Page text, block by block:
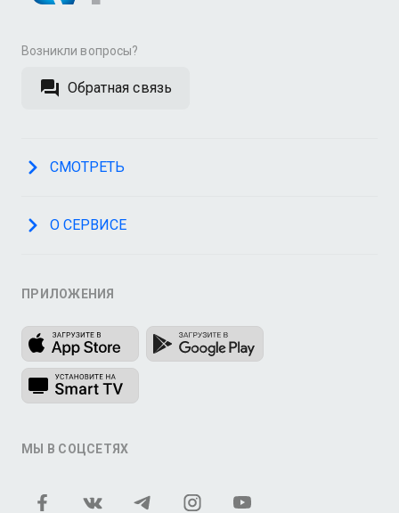
Возникли вопросы?
Обратная связь
СМОТРЕТЬ
О СЕРВИСЕ
ПРИЛОЖЕНИЯ
МЫ В СОЦСЕТЯХ